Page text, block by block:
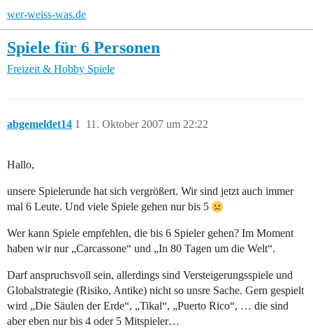
wer-weiss-was.de
Spiele für 6 Personen
Freizeit & Hobby Spiele
abgemeldet14 11. Oktober 2007 um 22:22
1
Hallo,
unsere Spielerunde hat sich vergrößert. Wir sind jetzt auch immer
mal 6 Leute. Und viele Spiele gehen nur bis 5
Wer kann Spiele empfehlen, die bis 6 Spieler gehen? Im Moment
haben wir nur „Carcassone“ und „In 80 Tagen um die Welt“.
Darf anspruchsvoll sein, allerdings sind Versteigerungsspiele und
Globalstrategie (Risiko, Antike) nicht so unsre Sache. Gern gespielt
wird „Die Säulen der Erde“, „Tikal“, „Puerto Rico“, … die sind
aber eben nur bis 4 oder 5 Mitspieler…